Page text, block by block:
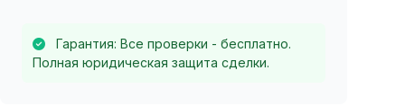
Гарантия: Все проверки - бесплатно.
Полная юридическая защита сделки.